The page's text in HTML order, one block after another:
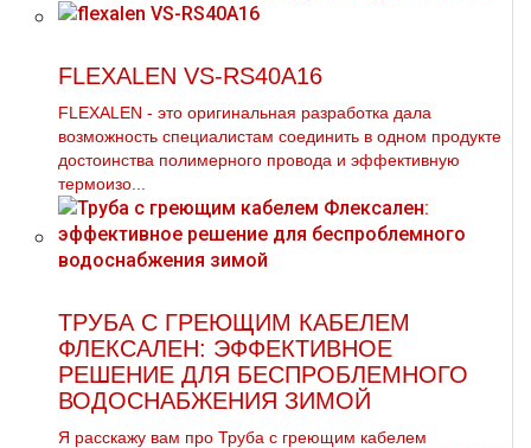
FLEXALEN VS-RS40A16
FLEXALEN - это оригинальная разработка дала
возможность специалистам соединить в одном продукте
достоинства полимерного провода и эффективную
термоизо...
ТРУБА С ГРЕЮЩИМ КАБЕЛЕМ
ФЛЕКСАЛЕН: ЭФФЕКТИВНОЕ
РЕШЕНИЕ ДЛЯ БЕСПРОБЛЕМНОГО
ВОДОСНАБЖЕНИЯ ЗИМОЙ
Я расскажу вам про Труба с греющим кабелем